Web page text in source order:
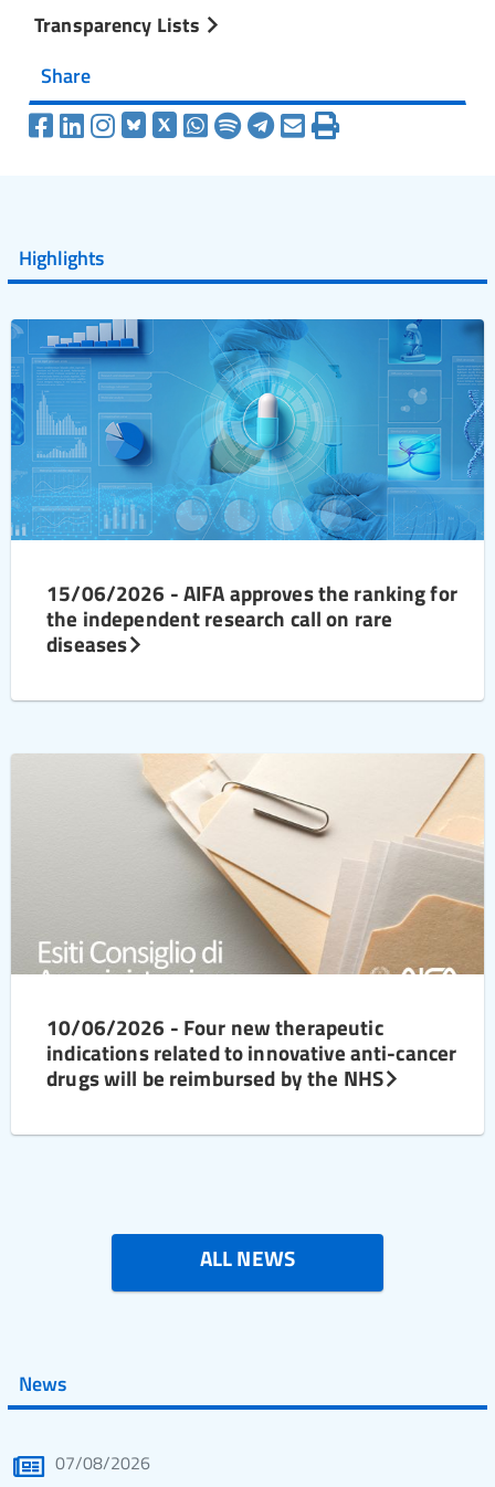
Transparency Lists
Share
Highlights
15/06/2026 - AIFA approves the ranking for
the independent research call on rare
diseases
10/06/2026 - Four new therapeutic
indications related to innovative anti-cancer
drugs will be reimbursed by the NHS
ALL NEWS
News
07/08/2026